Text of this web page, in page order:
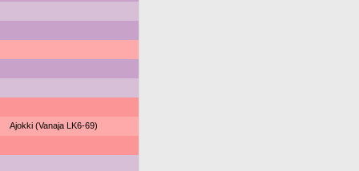
Ajokki (Vanaja LK6-69)